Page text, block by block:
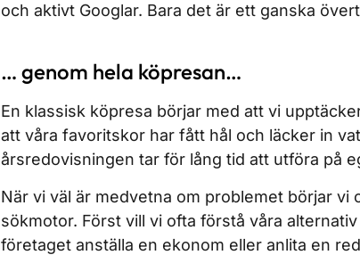
och aktivt Googlar. Bara det är ett ganska
… genom hela köpresan…
En klassisk köpresa börjar med att vi
att våra favoritskor har fått hål och läcker in
årsredovisningen tar för lång tid att utföra på
När vi väl är medvetna om problemet börjar
sökmotor. Först vill vi ofta förstå våra
företaget anställa en ekonom eller anlita en